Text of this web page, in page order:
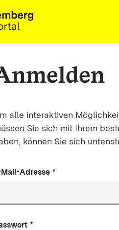
alle interaktiven
Sie sich mit Ihrem
können Sie sich
Mail-Adresse *
*